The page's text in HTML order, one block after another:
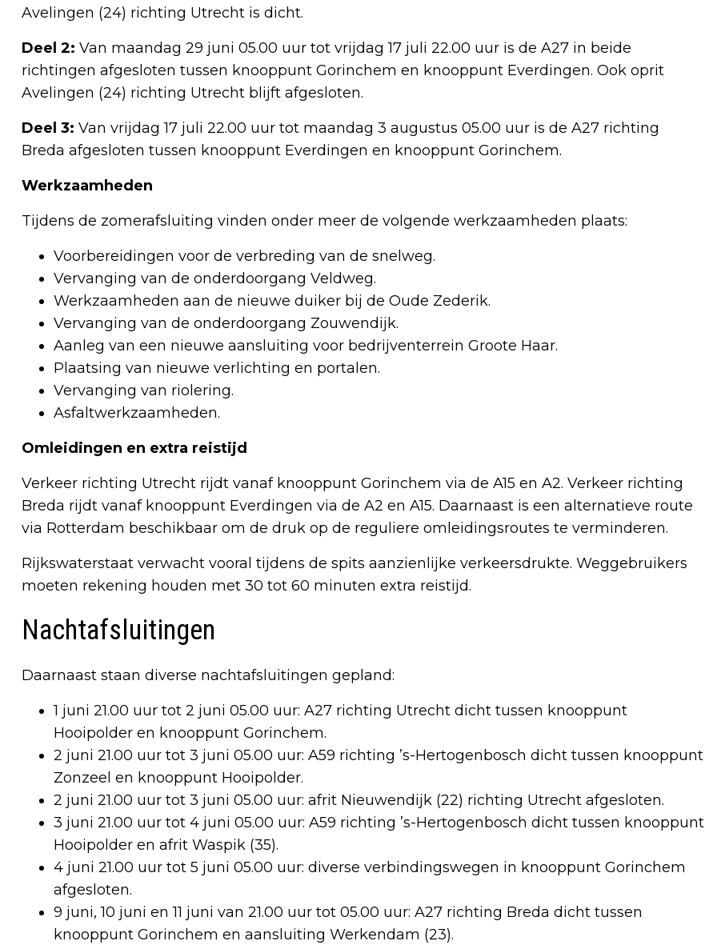
Avelingen (24) richting Utrecht is dicht.
Deel 2: Van maandag 29 juni 05.00 uur tot vrijdag 17 juli 22.00 uur is de A27 in beide
richtingen afgesloten tussen knooppunt Gorinchem en knooppunt Everdingen. Ook oprit
Avelingen (24) richting Utrecht blijft afgesloten.
Deel 3: Van vrijdag 17 juli 22.00 uur tot maandag 3 augustus 05.00 uur is de A27 richting
Breda afgesloten tussen knooppunt Everdingen en knooppunt Gorinchem.
Werkzaamheden
Tijdens de zomerafsluiting vinden onder meer de volgende werkzaamheden plaats:
Voorbereidingen voor de verbreding van de snelweg.
Vervanging van de onderdoorgang Veldweg.
Werkzaamheden aan de nieuwe duiker bij de Oude Zederik.
Vervanging van de onderdoorgang Zouwendijk.
Aanleg van een nieuwe aansluiting voor bedrijventerrein Groote Haar.
Plaatsing van nieuwe verlichting en portalen.
Vervanging van riolering.
Asfaltwerkzaamheden.
Omleidingen en extra reistijd
Verkeer richting Utrecht rijdt vanaf knooppunt Gorinchem via de A15 en A2. Verkeer richting
Breda rijdt vanaf knooppunt Everdingen via de A2 en A15. Daarnaast is een alternatieve route
via Rotterdam beschikbaar om de druk op de reguliere omleidingsroutes te verminderen.
Rijkswaterstaat verwacht vooral tijdens de spits aanzienlijke verkeersdrukte. Weggebruikers
moeten rekening houden met 30 tot 60 minuten extra reistijd.
Nachtafsluitingen
Daarnaast staan diverse nachtafsluitingen gepland:
1 juni 21.00 uur tot 2 juni 05.00 uur: A27 richting Utrecht dicht tussen knooppunt
Hooipolder en knooppunt Gorinchem.
2 juni 21.00 uur tot 3 juni 05.00 uur: A59 richting ’s-Hertogenbosch dicht tussen knooppunt
Zonzeel en knooppunt Hooipolder.
2 juni 21.00 uur tot 3 juni 05.00 uur: afrit Nieuwendijk (22) richting Utrecht afgesloten.
3 juni 21.00 uur tot 4 juni 05.00 uur: A59 richting ’s-Hertogenbosch dicht tussen knooppunt
Hooipolder en afrit Waspik (35).
4 juni 21.00 uur tot 5 juni 05.00 uur: diverse verbindingswegen in knooppunt Gorinchem
afgesloten.
9 juni, 10 juni en 11 juni van 21.00 uur tot 05.00 uur: A27 richting Breda dicht tussen
knooppunt Gorinchem en aansluiting Werkendam (23).